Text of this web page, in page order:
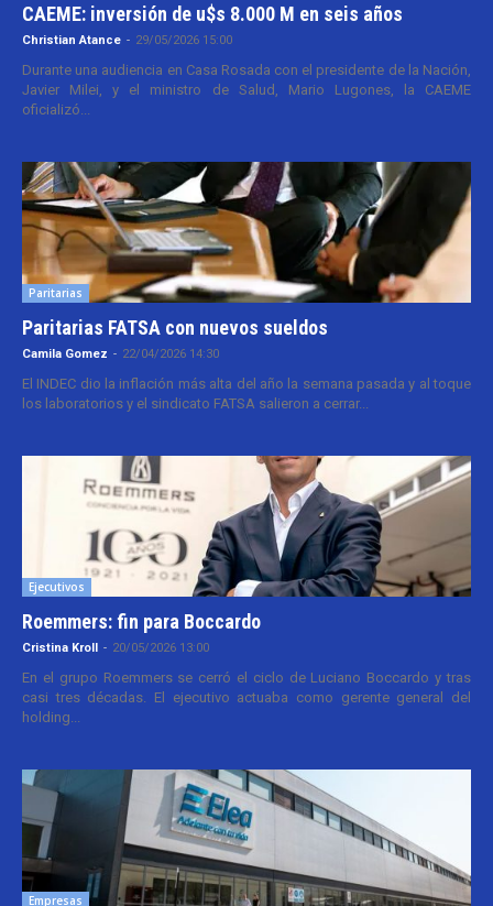
CAEME: inversión de u$s 8.000 M en seis años
Christian Atance - 29/05/2026 15:00
Durante una audiencia en Casa Rosada con el presidente de la Nación,
Javier Milei, y el ministro de Salud, Mario Lugones, la CAEME
oficializó...
Paritarias
Paritarias FATSA con nuevos sueldos
Camila Gomez - 22/04/2026 14:30
El INDEC dio la inflación más alta del año la semana pasada y al toque
los laboratorios y el sindicato FATSA salieron a cerrar...
Ejecutivos
Roemmers: fin para Boccardo
Cristina Kroll - 20/05/2026 13:00
En el grupo Roemmers se cerró el ciclo de Luciano Boccardo y tras
casi tres décadas. El ejecutivo actuaba como gerente general del
holding...
Empresas